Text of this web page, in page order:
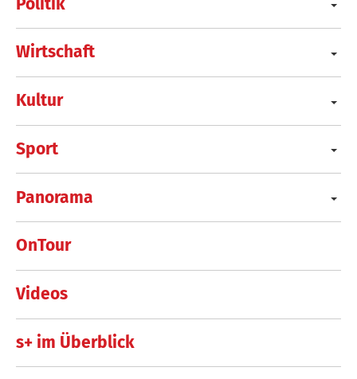
Wirtschaft
Kultur
Sport
Panorama
OnTour
Videos
s+ im Überblick